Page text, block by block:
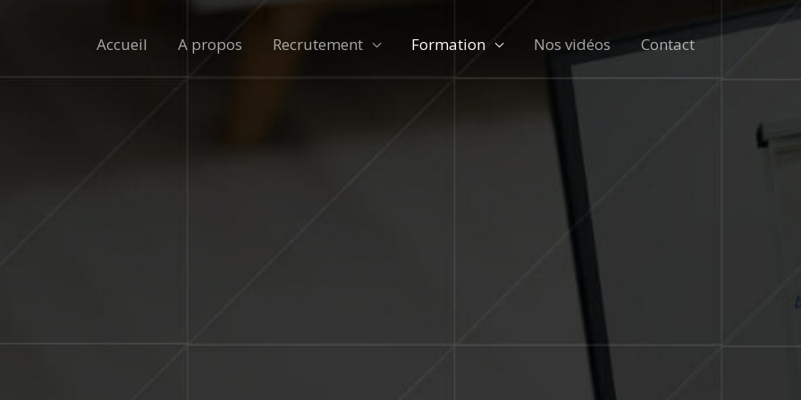
Accueil A propos Recrutement Formation Nos vidéos Contact